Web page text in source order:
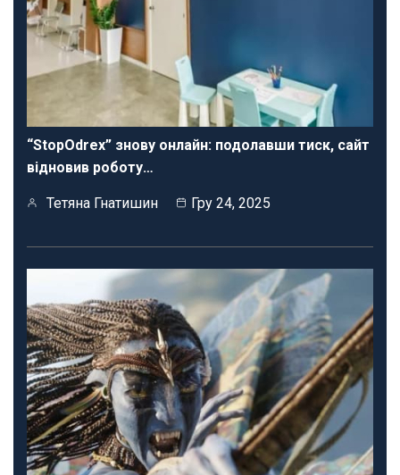
“StopOdrex” знову онлайн: подолавши тиск, сайт
відновив роботу…
Тетяна Гнатишин Гру 24, 2025